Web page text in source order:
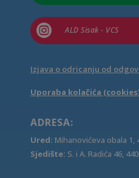
 ALD Sisak - VCS
Izjava o odricanju od
Uporaba kolačića
ADRESA:
Ured: Mihanovićeva obala 1,
Sjedište: S. i A. Radića 46,